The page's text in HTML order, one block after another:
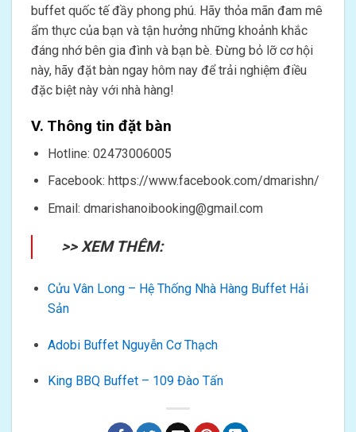
buffet quốc tế đầy phong phú. Hãy thỏa mãn đam mê
ẩm thực của bạn và tận hưởng những khoảnh khắc
đáng nhớ bên gia đình và bạn bè. Đừng bỏ lỡ cơ hội
này, hãy đặt bàn ngay hôm nay để trải nghiệm điều
đặc biệt này với nhà hàng!
V. Thông tin đặt bàn
Hotline: 02473006005
Facebook: https://www.facebook.com/dmarishn/
Email: dmarishanoibooking@gmail.com
>> XEM THÊM:
Cửu Vân Long – Hệ Thống Nhà Hàng Buffet Hải
Sản
Adobi Buffet Nguyễn Cơ Thạch
King BBQ Buffet – 109 Đào Tấn